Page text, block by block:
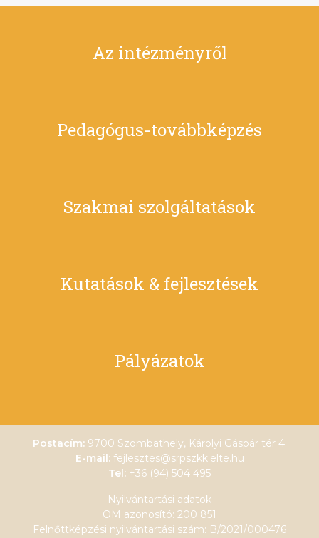
Az intézményről
Pedagógus-továbbképzés
Szakmai szolgáltatások
Kutatások & fejlesztések
Pályázatok
Postacím: 9700 Szombathely, Károlyi Gáspár tér 4.
E-mail: fejlesztes@srpszkk.elte.hu
Tel: +36 (94) 504 495
Nyilvántartási adatok
OM azonosító: 200 851
Felnőttképzési nyilvántartási szám: B/2021/000476